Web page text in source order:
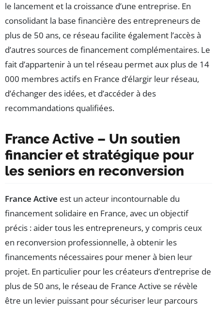
le lancement et la croissance d’une entreprise. En
consolidant la base financière des entrepreneurs de
plus de 50 ans, ce réseau facilite également l’accès à
d’autres sources de financement complémentaires. Le
fait d’appartenir à un tel réseau permet aux plus de 14
000 membres actifs en France d’élargir leur réseau,
d’échanger des idées, et d’accéder à des
recommandations qualifiées.
France Active – Un soutien
financier et stratégique pour
les seniors en reconversion
France Active est un acteur incontournable du
financement solidaire en France, avec un objectif
précis : aider tous les entrepreneurs, y compris ceux
en reconversion professionnelle, à obtenir les
financements nécessaires pour mener à bien leur
projet. En particulier pour les créateurs d’entreprise de
plus de 50 ans, le réseau de France Active se révèle
être un levier puissant pour sécuriser leur parcours